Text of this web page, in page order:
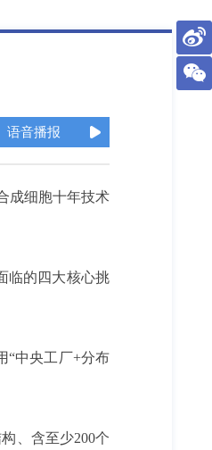
语音播报
成细胞十年技术
临的四大核心挑
“中央工厂+分布
、含至少200个